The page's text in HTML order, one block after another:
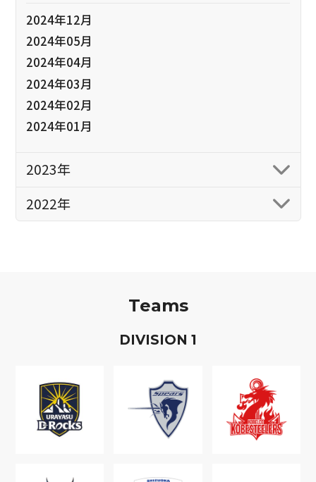
2024年12月
2024年05月
2024年04月
2024年03月
2024年02月
2024年01月
2023年
2022年
Teams
DIVISION 1